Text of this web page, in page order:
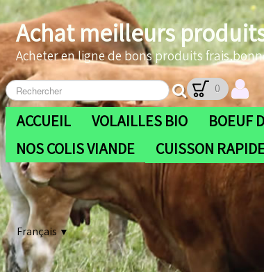
Achat meilleurs
Acheter en ligne de bons produits
0
ACCUEIL VOLAILLES BIO BOEUF
NOS COLIS VIANDE
CUISSON
Français▼